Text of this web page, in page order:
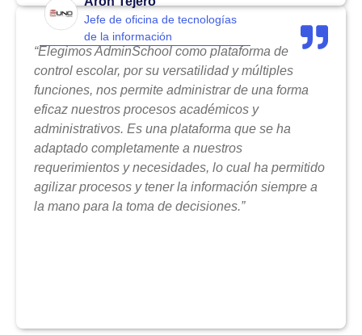
Jefe de oficina de tecnologías
de la información
“Elegimos AdminSchool como plataforma de
control escolar, por su versatilidad y múltiples
funciones, nos permite administrar de una forma
eficaz nuestros procesos académicos y
administrativos. Es una plataforma que se ha
adaptado completamente a nuestros
requerimientos y necesidades, lo cual ha permitido
agilizar procesos y tener la información siempre a
la mano para la toma de decisiones.”